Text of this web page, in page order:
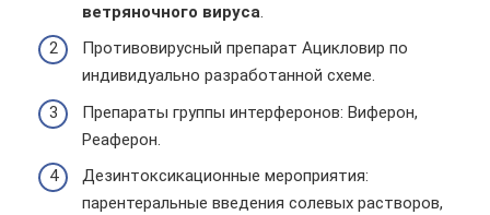
ветряночного вируса.
Противовирусный препарат Ацикловир по
индивидуально разработанной схеме.
Препараты группы интерферонов: Виферон,
Реаферон.
Дезинтоксикационные мероприятия:
парентеральные введения солевых растворов,